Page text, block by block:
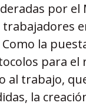
por el
la
para
al trabajo,
la